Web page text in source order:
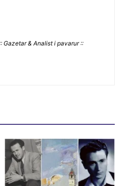
Gazetar & Analist i pavarur ::